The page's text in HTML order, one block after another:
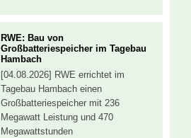
RWE: Bau von
Großbatteriespeicher im Tagebau
Hambach
[04.08.2026] RWE errichtet im
Tagebau Hambach einen
Großbatteriespeicher mit 236
Megawatt Leistung und 470
Megawattstunden